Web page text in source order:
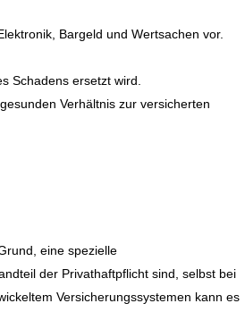
Bargeld und Wertsachen vor.
Schadens ersetzt wird.
Verhältnis zur versicherten
eine spezielle
der Privathaftpflicht sind, selbst bei
Versicherungssystemen kann es